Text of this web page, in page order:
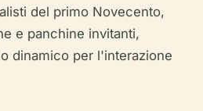
del primo Novecento,
e panchine invitanti,
dinamico per l'interazione